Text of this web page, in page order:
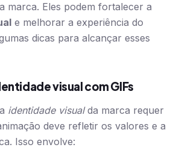
marca. Eles podem fortalecer a
e melhorar a experiência do
dicas para alcançar esses
visual com GIFs
identidade visualda marca requer
deve refletir os valores e a
Isso envolve: